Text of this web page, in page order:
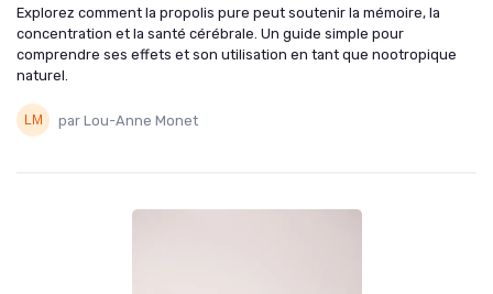
Explorez comment la propolis pure peut soutenir la mémoire, la
concentration et la santé cérébrale. Un guide simple pour
comprendre ses effets et son utilisation en tant que nootropique
naturel.
par Lou-Anne Monet